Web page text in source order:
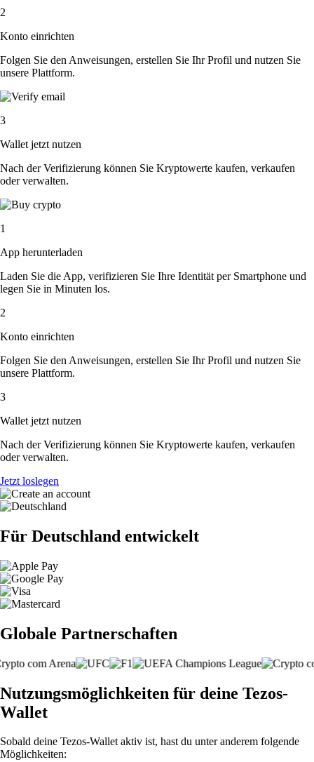
2
Konto einrichten
Folgen Sie den Anweisungen, erstellen Sie Ihr Profil und nutzen Sie
unsere Plattform.
3
Wallet jetzt nutzen
Nach der Verifizierung können Sie Kryptowerte kaufen, verkaufen
oder verwalten.
1
App herunterladen
Laden Sie die App, verifizieren Sie Ihre Identität per Smartphone und
legen Sie in Minuten los.
2
Konto einrichten
Folgen Sie den Anweisungen, erstellen Sie Ihr Profil und nutzen Sie
unsere Plattform.
3
Wallet jetzt nutzen
Nach der Verifizierung können Sie Kryptowerte kaufen, verkaufen
oder verwalten.
Jetzt loslegen
Für Deutschland entwickelt
Globale Partnerschaften
Nutzungsmöglichkeiten für deine Tezos-
Wallet
Sobald deine Tezos-Wallet aktiv ist, hast du unter anderem folgende
Möglichkeiten: